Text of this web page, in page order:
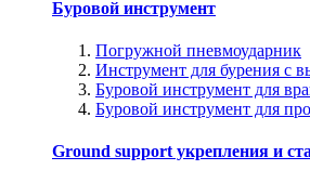
Буровой инструмент
Погружной пневмоударник
Инструмент для бурения с
Буровой инструмент для
Буровой инструмент для
Ground support укрепления и